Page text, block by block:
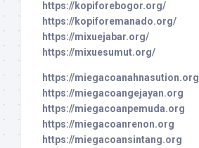
https://kopiforebogor.org/
https://kopiforemanado.org/
https://mixuejabar.org/
https://mixuesumut.org/
https://miegacoanahnasution.org
https://miegacoangejayan.org
https://miegacoanpemuda.org
https://miegacoanrenon.org
https://miegacoansintang.org